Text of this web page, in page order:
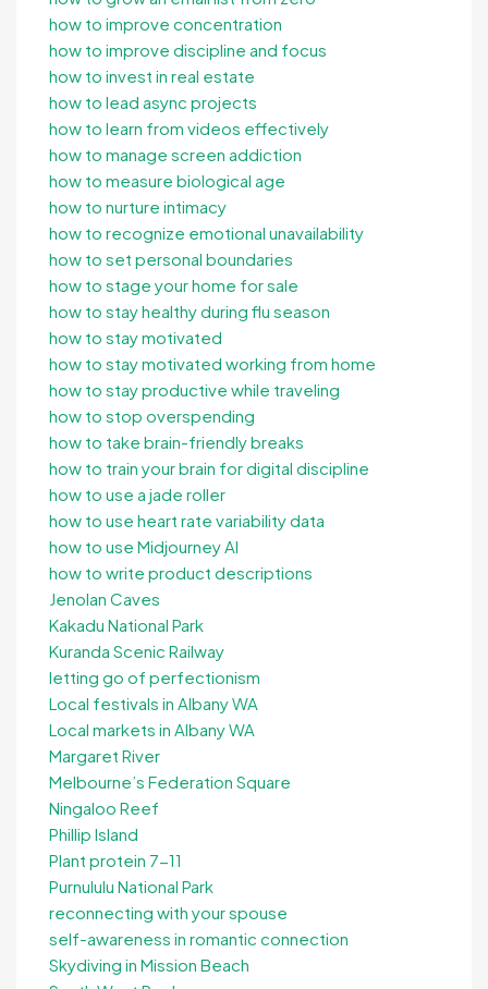
how to improve concentration
how to improve discipline and focus
how to invest in real estate
how to lead async projects
how to learn from videos effectively
how to manage screen addiction
how to measure biological age
how to nurture intimacy
how to recognize emotional unavailability
how to set personal boundaries
how to stage your home for sale
how to stay healthy during flu season
how to stay motivated
how to stay motivated working from home
how to stay productive while traveling
how to stop overspending
how to take brain-friendly breaks
how to train your brain for digital discipline
how to use a jade roller
how to use heart rate variability data
how to use Midjourney AI
how to write product descriptions
Jenolan Caves
Kakadu National Park
Kuranda Scenic Railway
letting go of perfectionism
Local festivals in Albany WA
Local markets in Albany WA
Margaret River
Melbourne’s Federation Square
Ningaloo Reef
Phillip Island
Plant protein 7-11
Purnululu National Park
reconnecting with your spouse
self-awareness in romantic connection
Skydiving in Mission Beach